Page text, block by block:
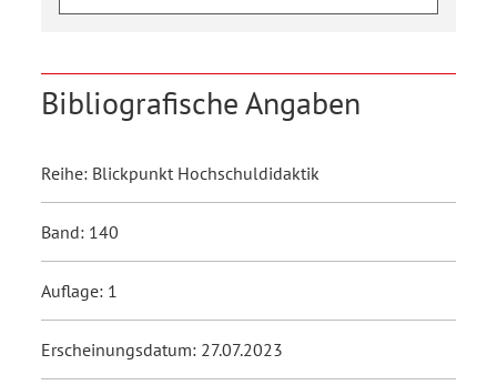
Bibliografische Angaben
Reihe: Blickpunkt Hochschuldidaktik
Band: 140
Auflage: 1
Erscheinungsdatum: 27.07.2023